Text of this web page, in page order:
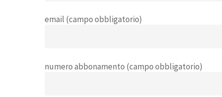
Hit enter to search or ESC to close
email (campo obbligatorio)
numero abbonamento (campo obbligatorio)